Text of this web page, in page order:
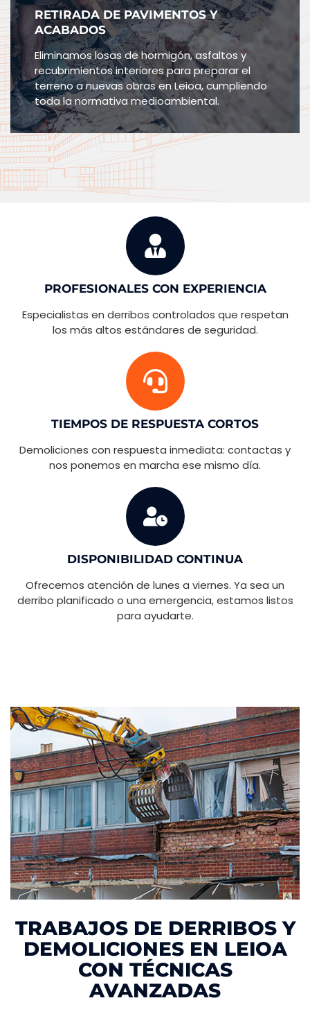
RETIRADA DE PAVIMENTOS Y
ACABADOS
Eliminamos losas de hormigón, asfaltos y
recubrimientos interiores para preparar el
terreno a nuevas obras en Leioa, cumpliendo
toda la normativa medioambiental.
PROFESIONALES CON EXPERIENCIA
Especialistas en derribos controlados que respetan
los más altos estándares de seguridad.
TIEMPOS DE RESPUESTA CORTOS
Demoliciones con respuesta inmediata: contactas y
nos ponemos en marcha ese mismo día.
DISPONIBILIDAD CONTINUA
Ofrecemos atención de lunes a viernes. Ya sea un
derribo planificado o una emergencia, estamos listos
para ayudarte.
TRABAJOS DE DERRIBOS Y
DEMOLICIONES EN LEIOA
CON TÉCNICAS
AVANZADAS